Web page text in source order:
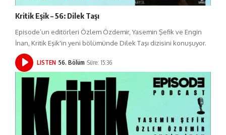
Kritik Eşik – 56: Dilek Taşı
Episode’un editörleri Özlem Özdemir, Yasemin Şefik ve Engin
İnan, Kritik Eşik'in yeni bölümünde Dilek Taşı dizisini konuşuyor.
LISTEN 56. Bölüm Süre: 15:36